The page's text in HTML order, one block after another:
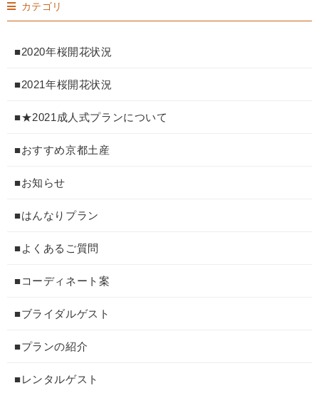
カテゴリ
■2020年桜開花状況
■2021年桜開花状況
■★2021成人式プランについて
■おすすめ京都土産
■お知らせ
■はんなりプラン
■よくあるご質問
■コーディネート案
■ブライダルゲスト
■プランの紹介
■レンタルゲスト